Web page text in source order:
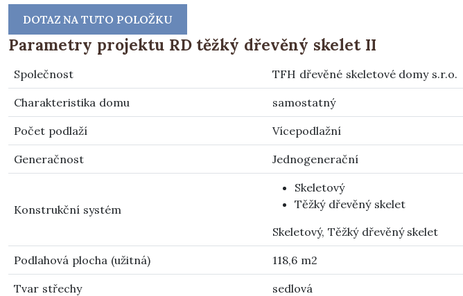
DOTAZ NA TUTO POLOŽKU
Parametry projektu RD těžký dřevěný skelet II
Společnost TFH dřevěné skeletové domy s.r.o.
Charakteristika domu samostatný
Počet podlaží Vícepodlažní
Generačnost Jednogenerační
Konstrukční systém
Skeletový
Těžký dřevěný skelet
Skeletový, Těžký dřevěný skelet
Podlahová plocha (užitná) 118,6 m2
Tvar střechy sedlová